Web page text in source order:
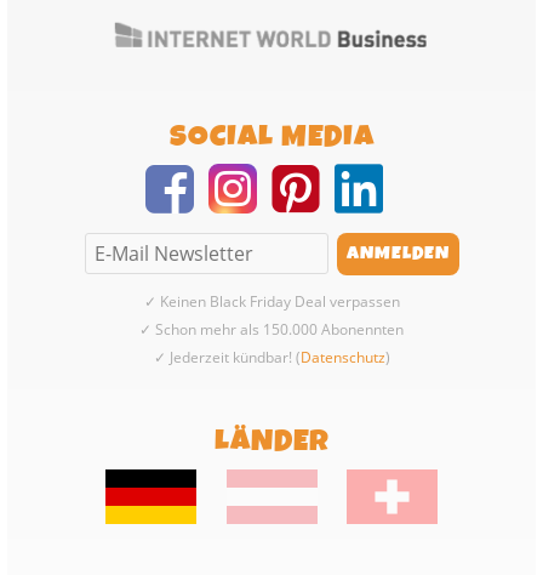
SOCIAL MEDIA
✓ Keinen Black Friday Deal verpassen
✓ Schon mehr als 150.000 Abonennten
✓ Jederzeit kündbar! (Datenschutz)
LÄNDER